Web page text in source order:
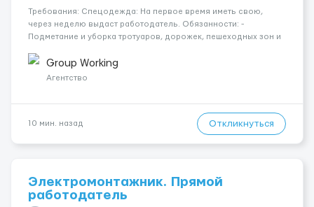
Требования: Спецодежда: На первое время иметь свою,
через неделю выдаст работодатель. Обязанности: -
Подметание и уборка тротуаров, дорожек, пешеходных зон и
территории двора; - Уборка листвы, веток, бытовых отходов,
снега и грязи; ...
Group Working
Агентство
10 мин. назад Откликнуться
Электромонтажник. Прямой
работодатель